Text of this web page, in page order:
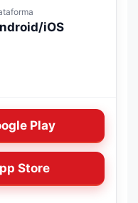
iOS
Play
Store